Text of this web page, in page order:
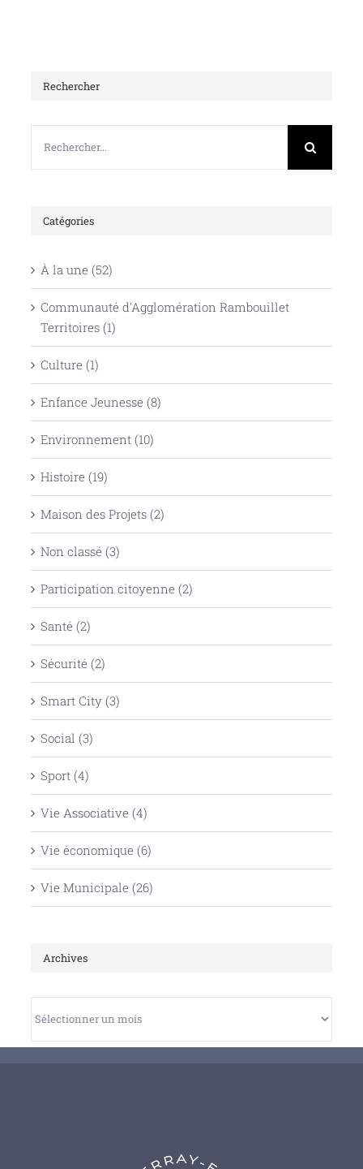
Rechercher
Catégories
À la une (52)
Communauté d'Agglomération Rambouillet
Territoires (1)
Culture (1)
Enfance Jeunesse (8)
Environnement (10)
Histoire (19)
Maison des Projets (2)
Non classé (3)
Participation citoyenne (2)
Santé (2)
Sécurité (2)
Smart City (3)
Social (3)
Sport (4)
Vie Associative (4)
Vie économique (6)
Vie Municipale (26)
Archives